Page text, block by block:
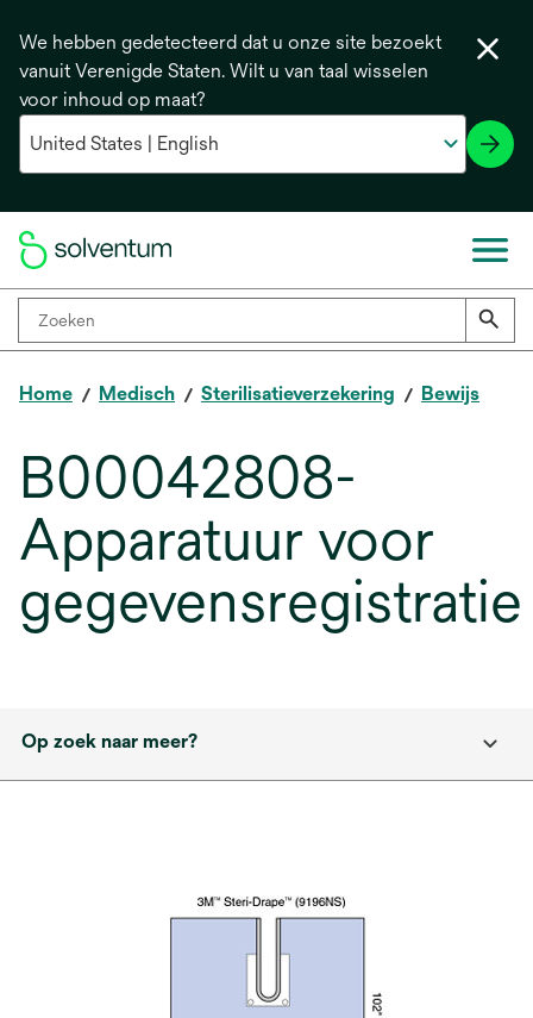
We hebben gedetecteerd dat u onze site bezoekt
vanuit Verenigde Staten. Wilt u van taal wisselen
voor inhoud op maat?
Home Medisch Sterilisatieverzekering Bewijs
B00042808-
Apparatuur voor
gegevensregistratie
Op zoek naar meer?